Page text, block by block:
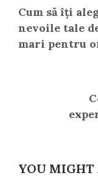
Cum să îți
nevoile tale
mari pentru
YOU MIGHT